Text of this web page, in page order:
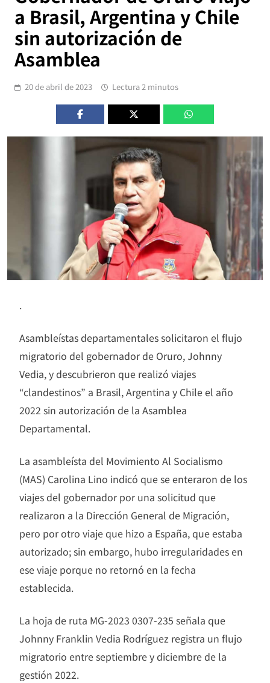
a Brasil, Argentina y Chile
sin autorización de
Asamblea
20 de abril de 2023 Lectura 2 minutos
.
Asambleístas departamentales solicitaron el flujo
migratorio del gobernador de Oruro, Johnny
Vedia, y descubrieron que realizó viajes
“clandestinos” a Brasil, Argentina y Chile el año
2022 sin autorización de la Asamblea
Departamental.
La asambleísta del Movimiento Al Socialismo
(MAS) Carolina Lino indicó que se enteraron de los
viajes del gobernador por una solicitud que
realizaron a la Dirección General de Migración,
pero por otro viaje que hizo a España, que estaba
autorizado; sin embargo, hubo irregularidades en
ese viaje porque no retornó en la fecha
establecida.
La hoja de ruta MG-2023 0307-235 señala que
Johnny Franklin Vedia Rodríguez registra un flujo
migratorio entre septiembre y diciembre de la
gestión 2022.